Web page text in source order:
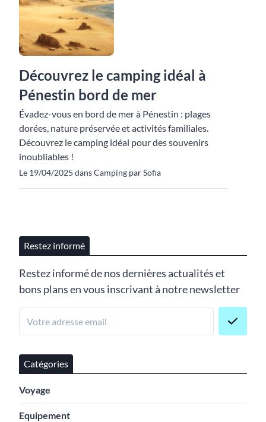
Découvrez le camping idéal à
Pénestin bord de mer
Évadez-vous en bord de mer à Pénestin : plages
dorées, nature préservée et activités familiales.
Découvrez le camping idéal pour des souvenirs
inoubliables !
Le 19/04/2025 dans Camping par Sofia
Restez informé
Restez informé de nos dernières actualités et
bons plans en vous inscrivant à notre newsletter
Catégories
Voyage
Equipement